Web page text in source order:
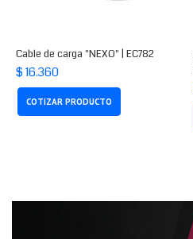
Cable de carga "NEXO" | EC782
$ 16.360
COTIZAR PRODUCTO